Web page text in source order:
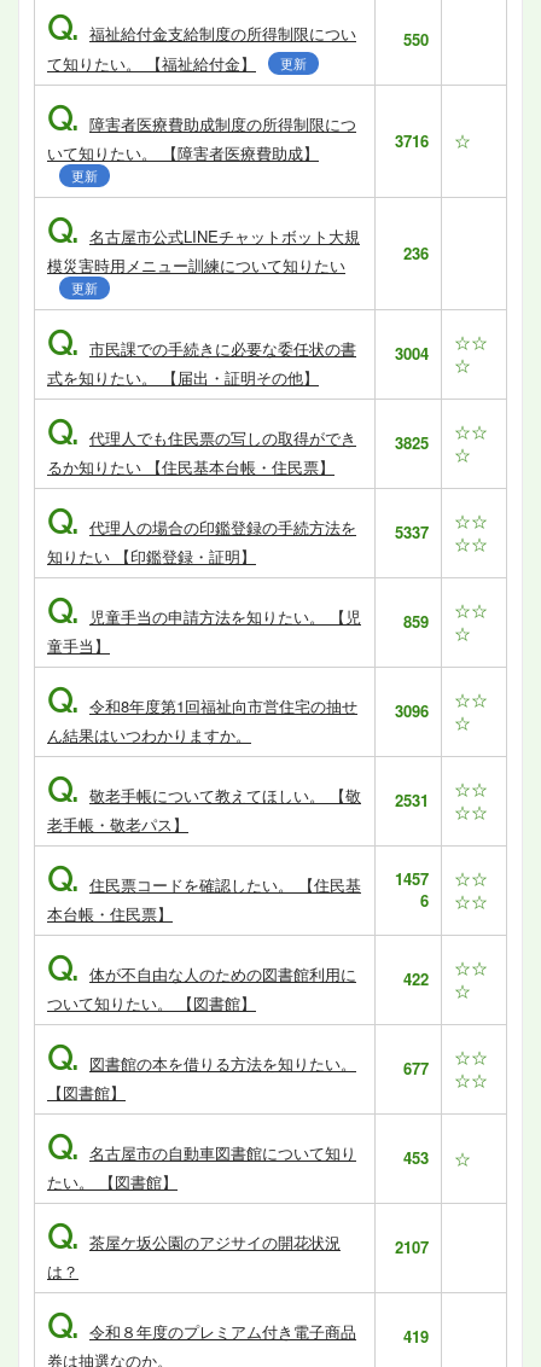
Q. 福祉給付金支給制度の所得制限につい
て知りたい。 【福祉給付金】
更新
550
Q. 障害者医療費助成制度の所得制限につ
いて知りたい。 【障害者医療費助成】
更新
3716 ☆
Q. 名古屋市公式LINEチャットボット大規
模災害時用メニュー訓練について知りたい
更新
236
Q. 市民課での手続きに必要な委任状の書
式を知りたい。 【届出・証明その他】
3004
☆☆
☆
Q. 代理人でも住民票の写しの取得ができ
るか知りたい 【住民基本台帳・住民票】
3825
☆☆
☆
Q. 代理人の場合の印鑑登録の手続方法を
知りたい 【印鑑登録・証明】
5337
☆☆
☆☆
Q.
児童手当の申請方法を知りたい。 【児
童手当】
859
☆☆
☆
Q. 令和8年度第1回福祉向市営住宅の抽せ
ん結果はいつわかりますか。
3096
☆☆
☆
Q. 敬老手帳について教えてほしい。 【敬
老手帳・敬老パス】
2531
☆☆
☆☆
Q. 住民票コードを確認したい。 【住民基
本台帳・住民票】
1457
6
☆☆
☆☆
Q. 体が不自由な人のための図書館利用に
ついて知りたい。 【図書館】
422
☆☆
☆
Q. 図書館の本を借りる方法を知りたい。
【図書館】
677
☆☆
☆☆
Q. 名古屋市の自動車図書館について知り
たい。 【図書館】
453 ☆
Q. 茶屋ケ坂公園のアジサイの開花状況
は？
2107
Q. 令和８年度のプレミアム付き電子商品
券は抽選なのか。
419